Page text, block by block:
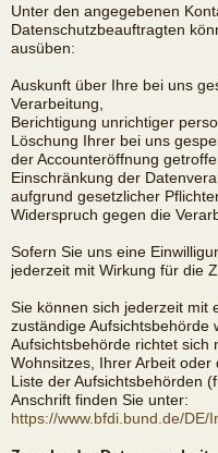
Unter den angegebenen
Datenschutzbeauftragten
ausüben:
Auskunft über Ihre bei uns
Verarbeitung,
Berichtigung unrichtiger
Löschung Ihrer bei uns
der Accounteröffnung
Einschränkung der
aufgrund gesetzlicher
Widerspruch gegen die
Sofern Sie uns eine
jederzeit mit Wirkung für die
Sie können sich jederzeit mit
zuständige Aufsichtsbehörde
Aufsichtsbehörde richtet sich
Wohnsitzes, Ihrer Arbeit
Liste der Aufsichtsbehörden
Anschrift finden Sie unter:
https://www.bfdi.bund.de/DE/